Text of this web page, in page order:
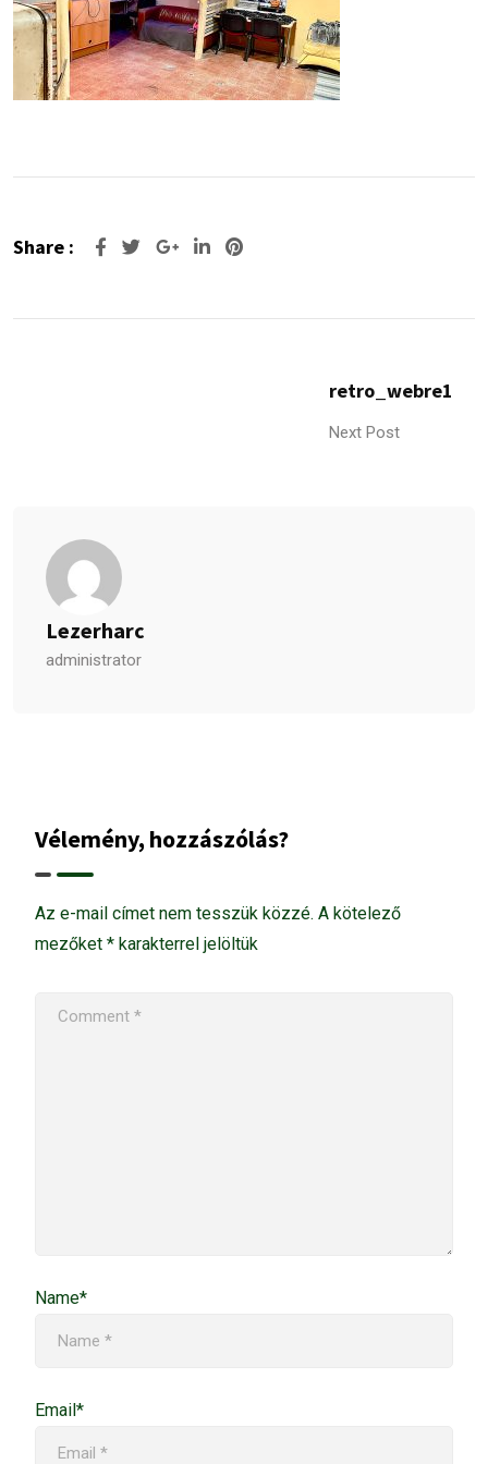
Share : Google+LinkedIn
Pinterest
retro_webre1
Next Post
Lezerharc
administrator
Vélemény, hozzászólás?
Az e-mail címet nem tesszük közzé. A kötelező
mezőket * karakterrel jelöltük
Name*
Email*